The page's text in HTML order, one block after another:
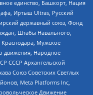
единство, Башкорт, Нация
Иртыш Ultras, Русский
державный союз, Фонд
Штабы Навального,
Краснодара, Мужское
движения, Народное
СССР Архангельской
Союз Советских Светлых
Meta Platforms Inc,
Движение